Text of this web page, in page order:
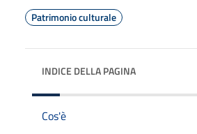
Patrimonio culturale
INDICE DELLA PAGINA
Cos'è